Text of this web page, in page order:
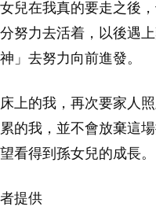
兒在我真的要走之後
努力去活着，以後遇
」去努力向前進發。
上的我，再次要家人
的我，並不會放棄這
看得到孫女兒的成長。
提供